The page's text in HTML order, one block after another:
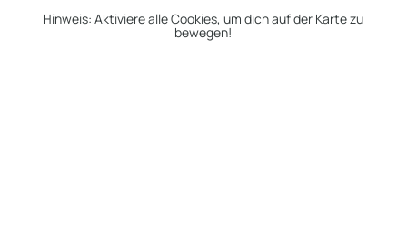
Hinweis: Aktiviere alle Cookies, um dich auf der Karte zu
bewegen!